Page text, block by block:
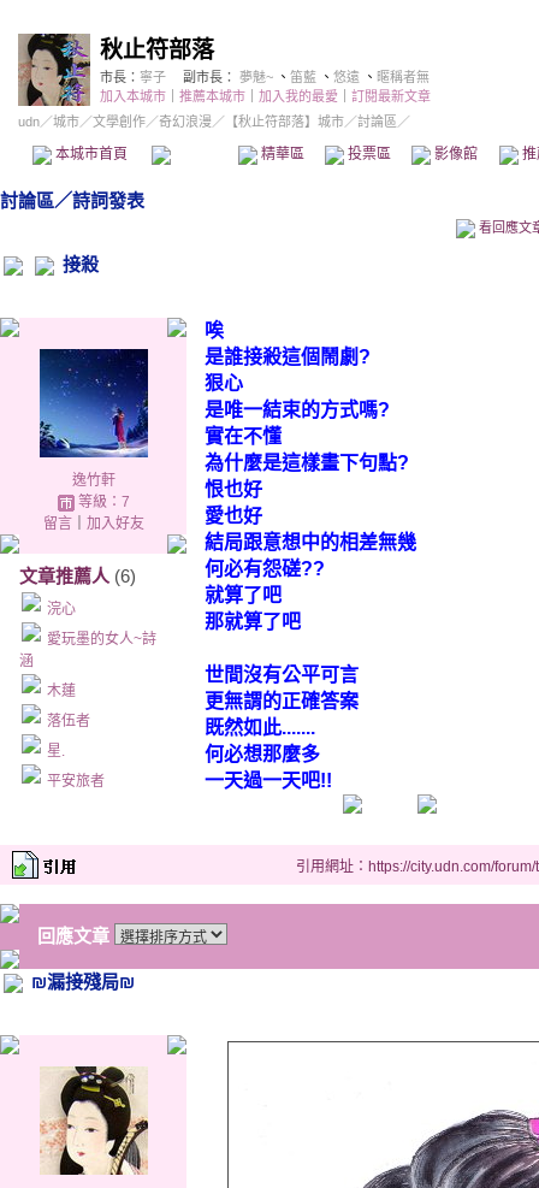
秋止符部落
市長： 寧子 副市長： 夢魅~ 、 笛藍 、 悠遠 、 暱稱者無
加入本城市
推薦本城市 加入我的最愛
訂閱最新文章
udn／城市／文學創作／奇幻浪漫 ／ 【秋止符部落】城市／討論區／
本城市首頁 精華區 投票區 影像館
討論區／詩詞發表
看回應文
接殺
逸竹軒
等級：7
留言｜ 加入好友
文章推薦人 (6)
浣心
愛玩墨的女人~詩
涵
木蓮
落伍者
星.
平安旅者
唉
是誰接殺這個鬧劇?
狠心
是唯一結束的方式嗎?
實在不懂
為什麼是這樣畫下句點?
恨也好
愛也好
結局跟意想中的相差無幾
何必有怨磋??
就算了吧
那就算了吧
世間沒有公平可言
更無謂的正確答案
既然如此.......
何必想那麼多
一天過一天吧!!
引用網址：https://city.udn.com/
回應文章
₪漏接殘局₪